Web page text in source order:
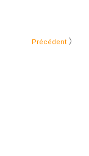
Précédent 〉